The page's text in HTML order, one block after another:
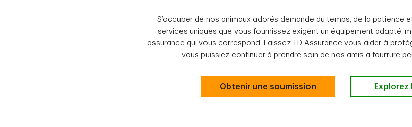
S’occuper de nos animaux adorés demande du temps, de la patience
services uniques que vous fournissez exigent un équipement adapté,
assurance qui vous correspond. Laissez TD Assurance vous aider à
vous puissiez continuer à prendre soin de nos amis à fourrure
Obtenir une soumission